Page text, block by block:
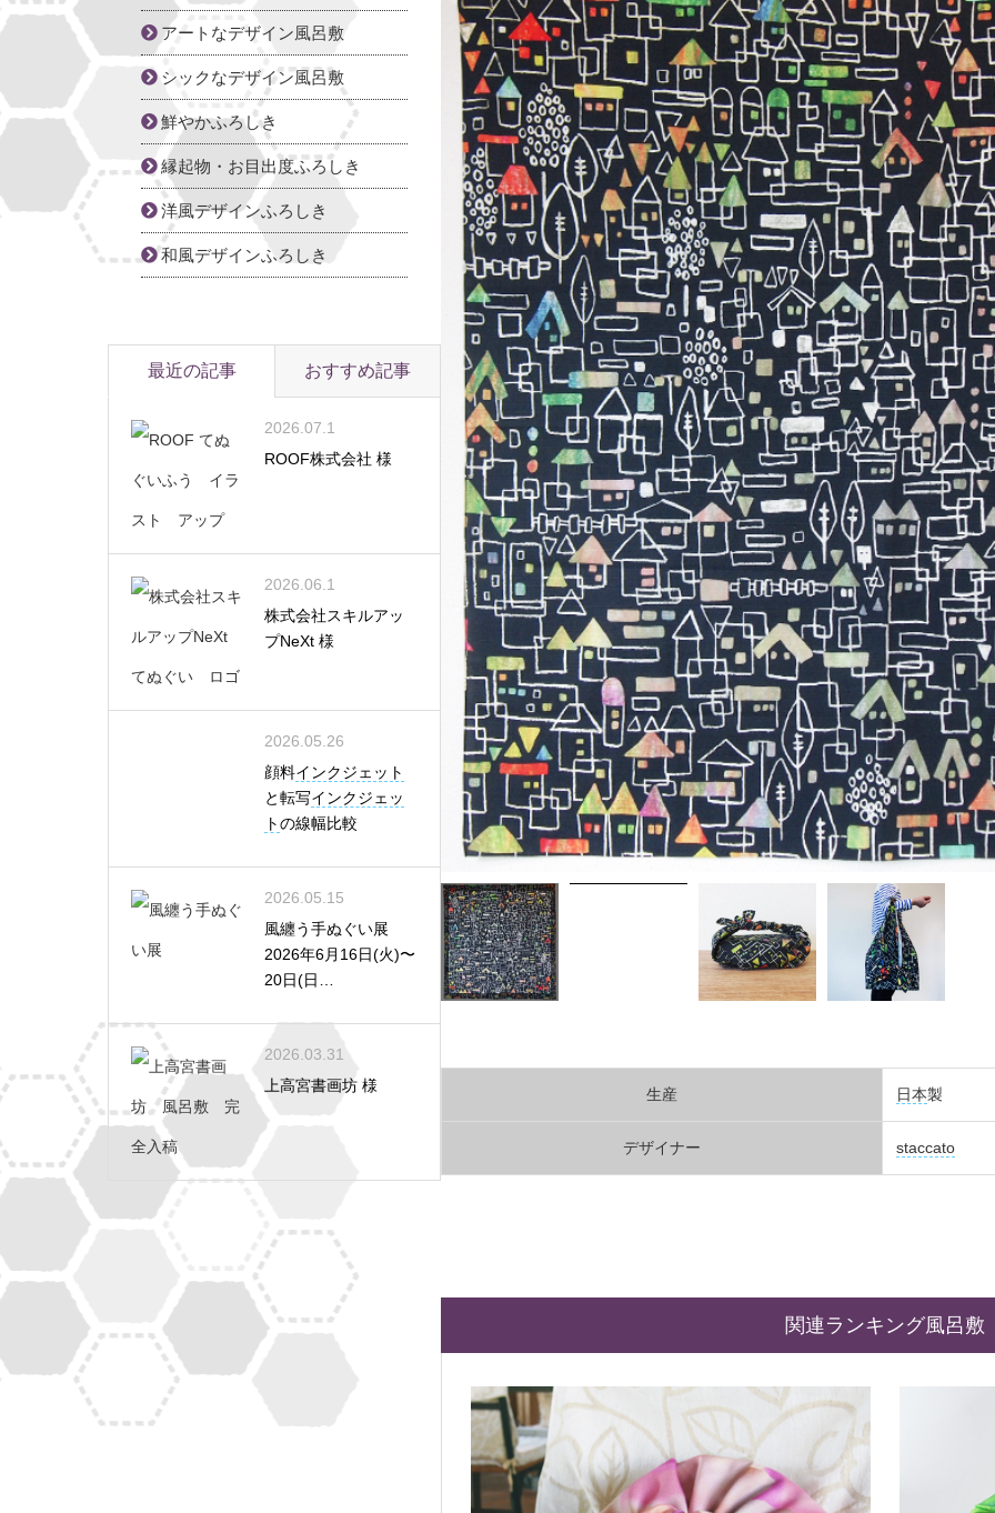
生産 日本製
デザイナー staccato
関連ランキング風呂敷
アートなデザイン風呂敷
シックなデザイン風呂敷
鮮やかふろしき
縁起物・お目出度ふろしき
洋風デザインふろしき
和風デザインふろしき
最近の記事 おすすめ記事
2026.07.1
ROOF株式会社 様
2026.06.1
株式会社スキルアッ
プNeXt 様
2026.05.26
顔料インクジェット
と転写インクジェッ
トの線幅比較
2026.05.15
風纏う手ぬぐい展
2026年6月16日(火)〜
20日(日…
2026.03.31
上高宮書画坊 様